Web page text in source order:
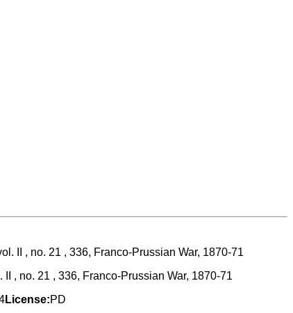
, no. 21 , 336, Franco-Prussian War, 1870-71
License:PD